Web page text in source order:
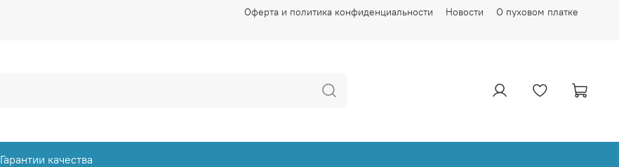
Оферта и политика конфиденциальности Новости О пуховом платке
Гарантии качества